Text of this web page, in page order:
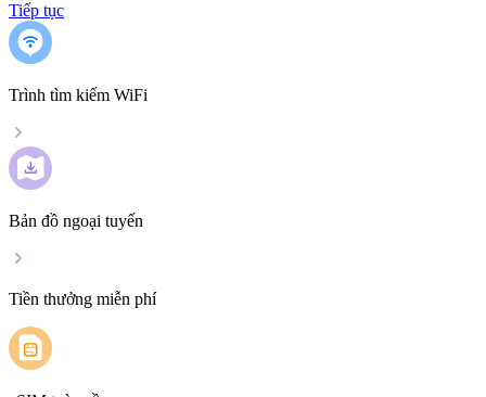
Tiếp tục
Trình tìm kiếm WiFi
Bản đồ ngoại tuyến
Tiền thưởng miễn phí